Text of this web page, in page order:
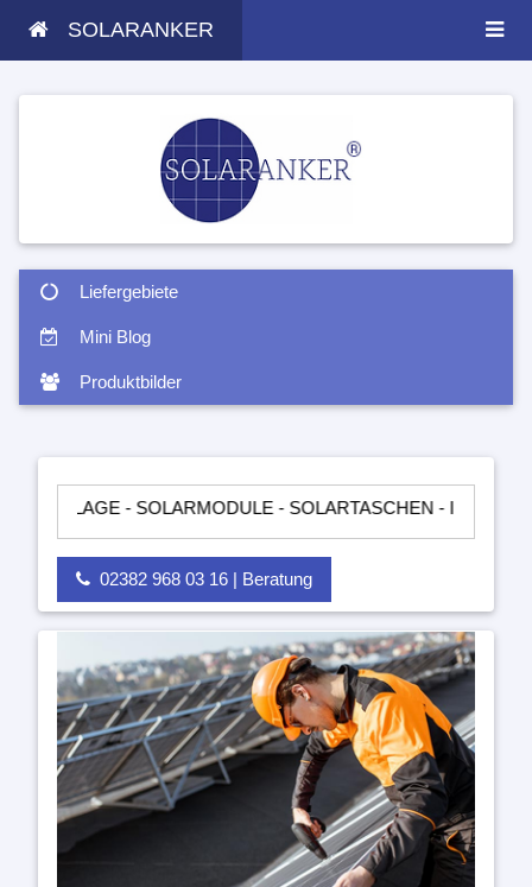
SOLARANKER
Liefergebiete
Mini Blog
Produktbilder
- SOLARMODULE - SOLARTASCHEN -
02382 968 03 16 | Beratung